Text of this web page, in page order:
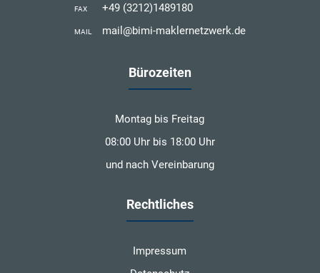
FAX +49 (3212)1489180
MAIL mail@bimi-maklernetzwerk.de
Bürozeiten
Montag bis Freitag
08:00 Uhr bis 18:00 Uhr
und nach Vereinbarung
Rechtliches
Impressum